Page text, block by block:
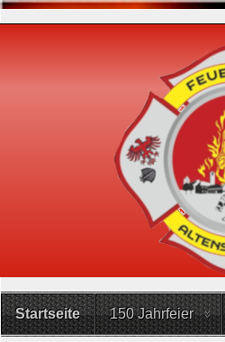
Startseite 150 Jahrfeier